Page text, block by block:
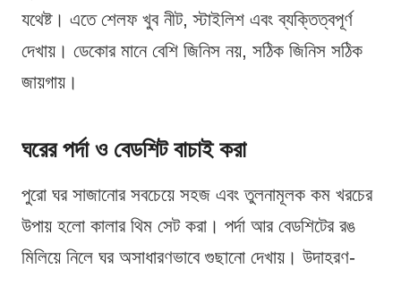
যথেষ্ট। এতে শেলফ খুব নীট, স্টাইলিশ এবং ব্যক্তিত্বপূর্ণ
দেখায়। ডেকোর মানে বেশি জিনিস নয়, সঠিক জিনিস সঠিক
জায়গায়।
ঘরের পর্দা ও বেডশিট বাচাই করা
পুরো ঘর সাজানোর সবচেয়ে সহজ এবং তুলনামূলক কম খরচের
উপায় হলো কালার থিম সেট করা। পর্দা আর বেডশিটের রঙ
মিলিয়ে নিলে ঘর অসাধারণভাবে গুছানো দেখায়। উদাহরণ-